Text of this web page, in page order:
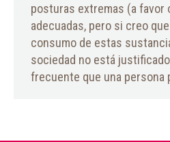
posturas extremas (a favor
adecuadas, pero si creo
consumo de estas
sociedad no está
frecuente que una persona